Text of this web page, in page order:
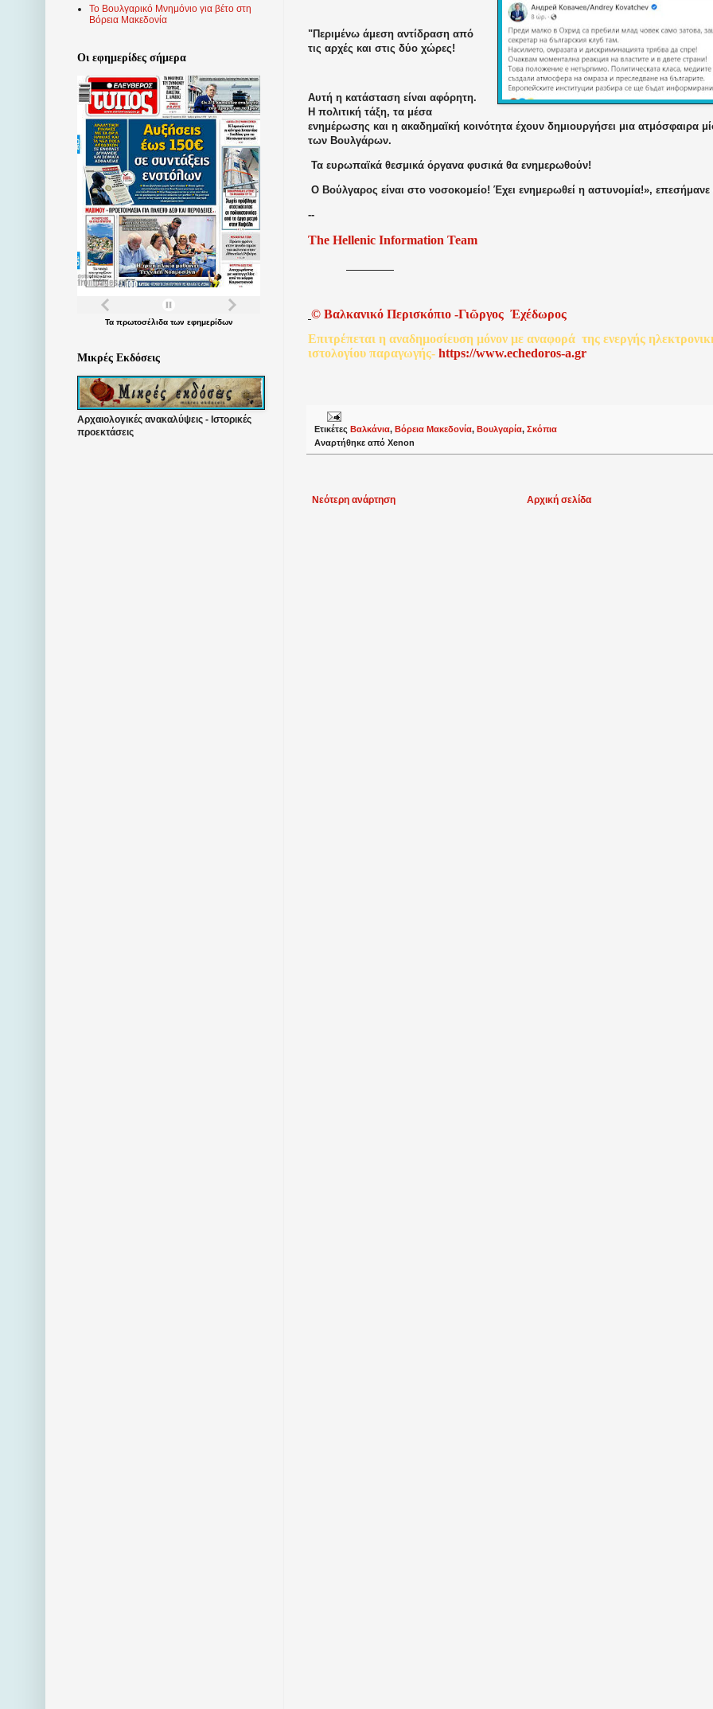
"Περιμένω άμεση αντίδραση από
τις αρχές και στις δύο χώρες!
Αυτή η κατάσταση είναι αφόρητη.
Η πολιτική τάξη, τα μέσα
ενημέρωσης και η ακαδημαϊκή κοινότητα έχουν δημιουργήσει μια ατμόσφαιρα
των Βουλγάρων.
Τα ευρωπαϊκά θεσμικά όργανα φυσικά θα ενημερωθούν!
Ο Βούλγαρος είναι στο νοσοκομείο! Έχει ενημερωθεί η αστυνομία!»,
--
The Hellenic Information Team
© Βαλκανικό Περισκόπιο -Γιῶργος Ἐχέδωρος
Επιτρέπεται η αναδημοσίευση μόνον με αναφορά της ενεργής
ιστολογίου παραγωγής- https://www.echedoros-a.gr
Ετικέτες Βαλκάνια, Βόρεια Μακεδονία, Βουλγαρία, Σκόπια
Αναρτήθηκε από Xenon
Νεότερη ανάρτηση Αρχική σελίδα
Το Βουλγαρικό Μνημόνιο για βέτο στη
Βόρεια Μακεδονία
Οι εφημερίδες σήμερα
Τα πρωτοσέλιδατων εφημερίδων
Μικρές Εκδόσεις
Αρχαιολογικές ανακαλύψεις - Ιστορικές
προεκτάσεις